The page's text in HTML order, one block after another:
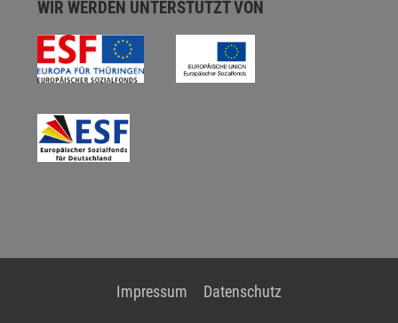
WIR WERDEN UNTERSTÜTZT VON
Impressum Datenschutz